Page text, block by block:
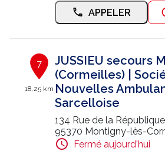
APPELER
7
18.25 km
JUSSIEU secours
(Cormeilles) |
Nouvelles
Sarcelloise
134 Rue de la République
95370 Montigny-lès-
Fermé aujourd'hui